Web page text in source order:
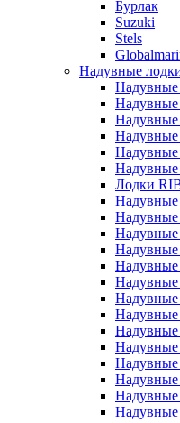
Бурлак
Suzuki
Stels
Надувные
Лодки